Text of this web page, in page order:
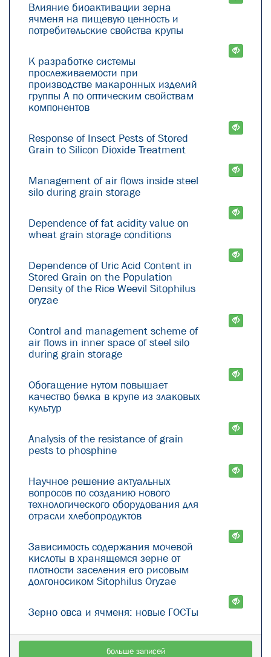
Влияние биоактивации зерна
ячменя на пищевую ценность и
потребительские свойства крупы
К разработке системы
прослеживаемости при
производстве макаронных изделий
группы А по оптическим свойствам
компонентов
Response of Insect Pests of Stored
Grain to Silicon Dioxide Treatment
Management of air flows inside steel
silo during grain storage
Dependence of fat acidity value on
wheat grain storage conditions
Dependence of Uric Acid Content in
Stored Grain on the Population
Density of the Rice Weevil Sitophilus
oryzae
Control and management scheme of
air flows in inner space of steel silo
during grain storage
Обогащение нутом повышает
качество белка в крупе из злаковых
культур
Analysis of the resistance of grain
pests to phosphine
Научное решение актуальных
вопросов по созданию нового
технологического оборудования для
отрасли хлебопродуктов
Зависимость содержания мочевой
кислоты в хранящемся зерне от
плотности заселения его рисовым
долгоносиком Sitophilus Oryzae
Зерно овса и ячменя: новые ГОСТы
больше записей